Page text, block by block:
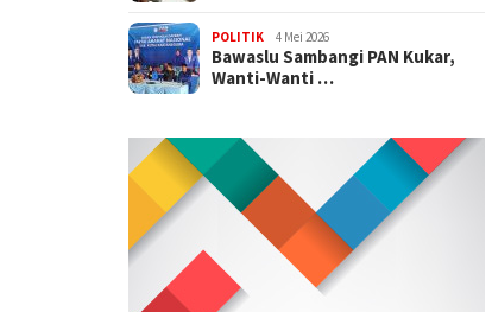
POLITIK 4 Mei 2026
Bawaslu Sambangi PAN Kukar,
Wanti-Wanti …